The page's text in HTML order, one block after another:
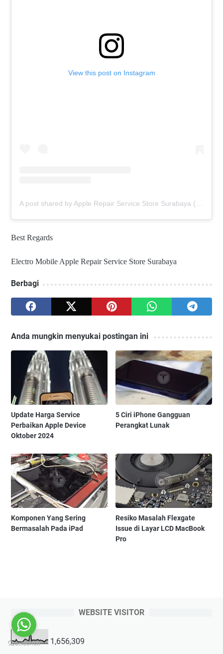
View this post on Instagram
Best Regards
Electro Mobile Apple Repair Service Store Surabaya
Berbagi
Anda mungkin menyukai postingan ini
Update Harga Service
Perbaikan Apple Device
Oktober 2024
5 Ciri iPhone Gangguan
Perangkat Lunak
Komponen Yang Sering
Bermasalah Pada iPad
Resiko Masalah Flexgate
Issue di Layar LCD MacBook
Pro
WEBSITE VISITOR
1,656,309